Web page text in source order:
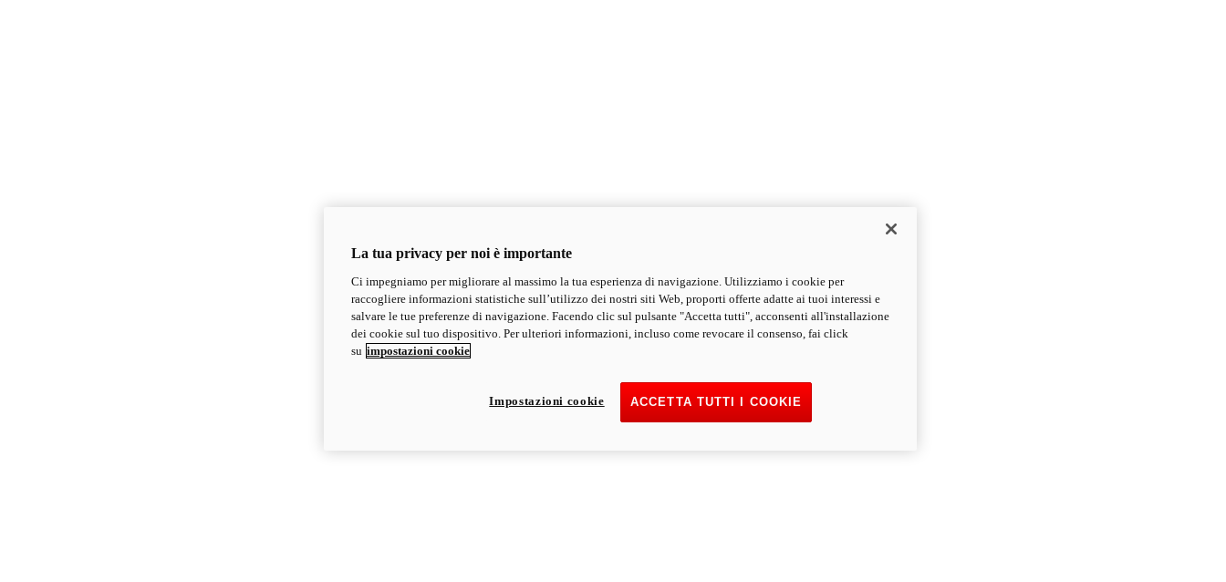
La tua privacy per noi è importante
Ci impegniamo per migliorare al massimo la tua esperienza di navigazione. Utilizziamo i cookie per
raccogliere informazioni statistiche sull’utilizzo dei nostri siti Web, proporti offerte adatte ai tuoi interessi e
salvare le tue preferenze di navigazione. Facendo clic sul pulsante "Accetta tutti", acconsenti all'installazione
dei cookie sul tuo dispositivo. Per ulteriori informazioni, incluso come revocare il consenso, fai click
su impostazioni cookie
ACCETTA TUTTI I COOKIE
Impostazioni cookie